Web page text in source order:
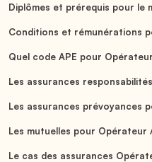
Diplômes et prérequis pour le
Conditions et rémunérations
Quel code APE pour
Les assurances
Les assurances prévoyances
Les mutuelles pour
Le cas des assurances